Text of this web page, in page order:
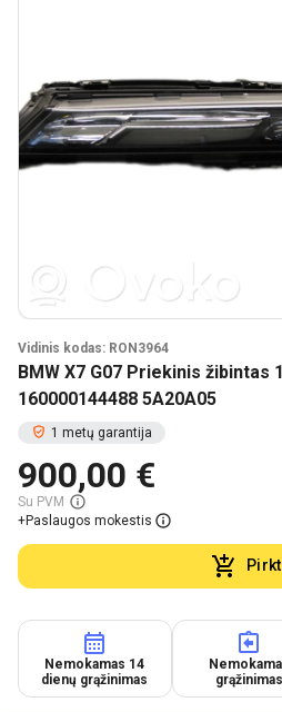
Vidinis kodas: RON3964
BMW X7 G07 Priekinis žibintas
160000144488 5A20A05
1 metų garantija
900,00 €
Su PVM
+Paslaugos mokestis
Nemokamas 14
dienų grąžinimas
grąžinimas